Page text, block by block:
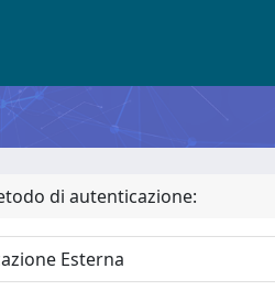
di autenticazione:
Esterna